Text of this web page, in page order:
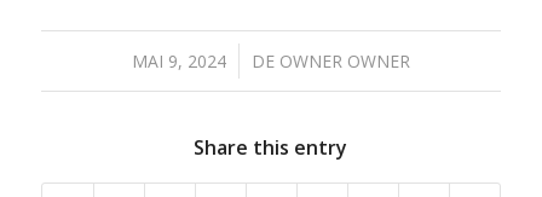
MAI 9, 2024
/ DE OWNER OWNER
Share this entry